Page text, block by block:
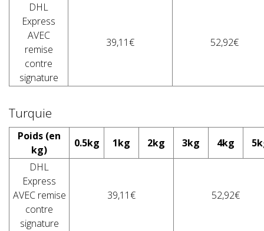
DHL
Express
AVEC
remise
contre
signature
39,11€ 52,92€
Turquie
Poids (en
kg)
0.5kg 1kg 2kg 3kg 4kg
DHL
Express
AVEC remise
contre
signature
39,11€ 52,92€